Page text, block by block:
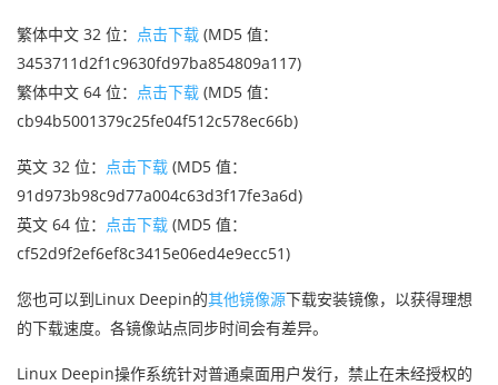
繁体中文 32 位： 点击下载 (MD5 值：
3453711d2f1c9630fd97ba854809a117)
繁体中文 64 位： 点击下载 (MD5 值：
cb94b5001379c25fe04f512c578ec66b)
英文 32 位： 点击下载 (MD5 值：
91d973b98c9d77a004c63d3f17fe3a6d)
英文 64 位： 点击下载 (MD5 值：
cf52d9f2ef6ef8c3415e06ed4e9ecc51)
您也可以到Linux Deepin的其他镜像源下载安装镜像，以获得理想
的下载速度。各镜像站点同步时间会有差异。
Linux Deepin操作系统针对普通桌面用户发行，禁止在未经授权的